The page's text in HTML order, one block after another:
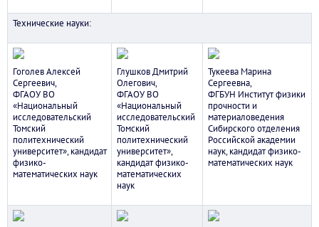
Технические науки:
Гоголев Алексей
Сергеевич,
ФГАОУ ВО
«Национальный
исследовательский
Томский
политехнический
университет», кандидат
физико-
математических наук
Глушков Дмитрий
Олегович,
ФГАОУ ВО
«Национальный
исследовательский
Томский
политехнический
университет»,
кандидат физико-
математических
наук
Тукеева Марина
Сергеевна,
ФГБУН Институт физики
прочности и
материаловедения
Сибирского отделения
Российской академии
наук, кандидат физико-
математических наук